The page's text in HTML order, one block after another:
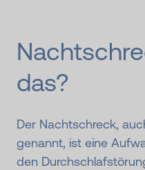
das?
Der Nachtschreck,
genannt, ist eine
den